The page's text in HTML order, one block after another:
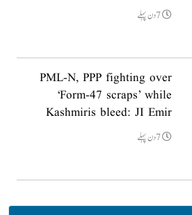
7دن پہلے
PML-N, PPP fighting over
‘Form-47 scraps’ while
Kashmiris bleed: JI Emir
7دن پہلے